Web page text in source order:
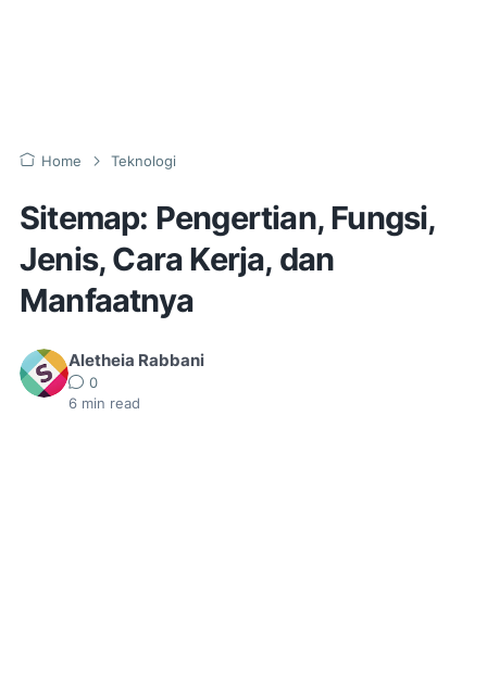
Home Teknologi
Sitemap: Pengertian, Fungsi,
Jenis, Cara Kerja, dan
Manfaatnya
Aletheia Rabbani
0
6 min read